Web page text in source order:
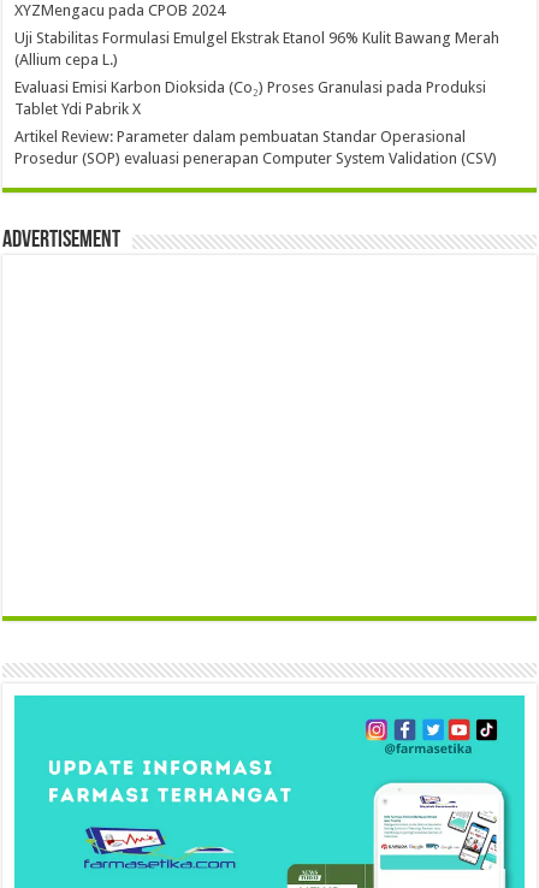
XYZMengacu pada CPOB 2024
Uji Stabilitas Formulasi Emulgel Ekstrak Etanol 96% Kulit Bawang Merah
(Allium cepa L.)
Evaluasi Emisi Karbon Dioksida (Co₂) Proses Granulasi pada Produksi
Tablet Ydi Pabrik X
Artikel Review: Parameter dalam pembuatan Standar Operasional
Prosedur (SOP) evaluasi penerapan Computer System Validation (CSV)
Advertisement